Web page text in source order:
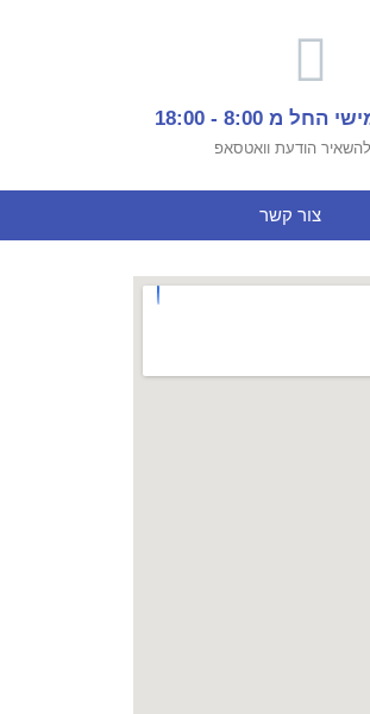
מ 8:00 - 18:00
להשאיר הודעת וואטסאפ
צור קשר